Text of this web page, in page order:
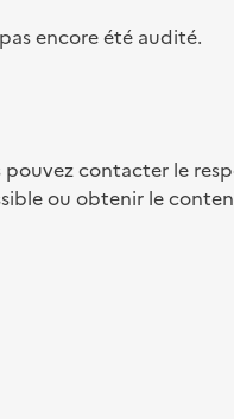
encore été audité.
pouvez contacter le
ou obtenir le